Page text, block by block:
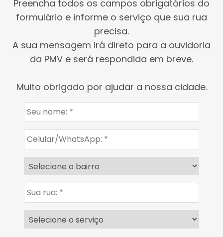
Preencha todos os campos obrigatórios do
formulário e informe o serviço que sua rua
precisa.
A sua mensagem irá direto para a ouvidoria
da PMV e será respondida em breve.
Muito obrigado por ajudar a nossa cidade.